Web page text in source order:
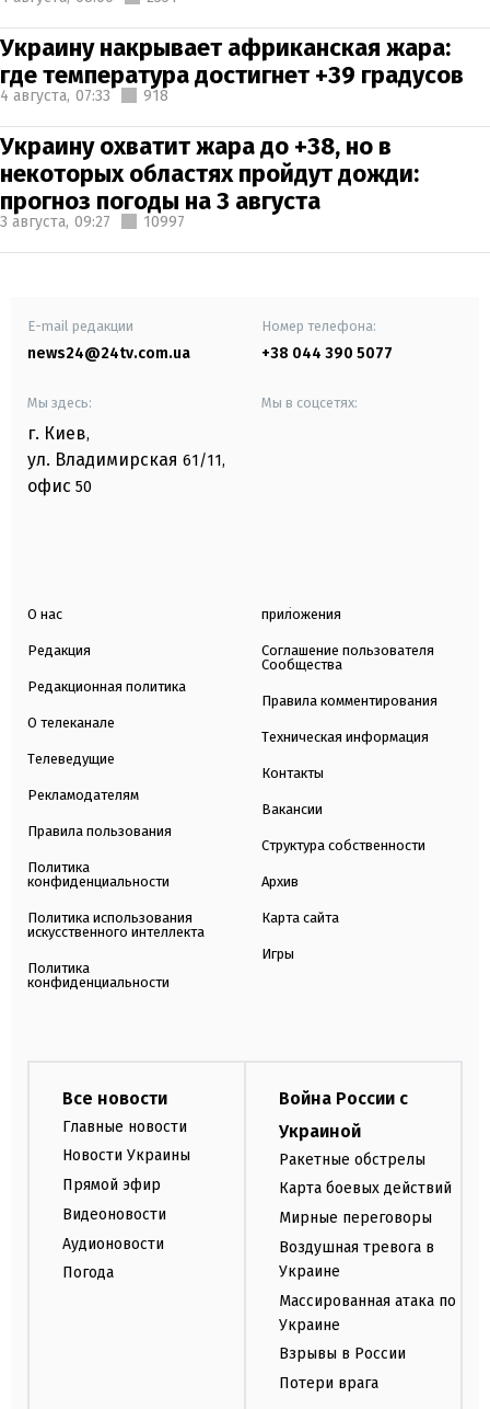
Украину накрывает африканская жара:
где температура достигнет +39 градусов
4 августа, 07:33 918
Украину охватит жара до +38, но в
некоторых областях пройдут дожди:
прогноз погоды на 3 августа
3 августа, 09:27 10997
E-mail редакции
news24@24tv.com.ua
Номер телефона:
+38 044 390 5077
Мы здесь:
г. Киев,
ул. Владимирская 61/11,
офис 50
Мы в соцсетях:
О нас
Редакция
Редакционная политика
О телеканале
Телеведущие
Рекламодателям
Правила пользования
Политика
конфиденциальности
Политика использования
искусственного интеллекта
Политика
конфиденциальности
приложения
Соглашение пользователя
Сообщества
Правила комментирования
Техническая информация
Контакты
Вакансии
Структура собственности
Архив
Карта сайта
Игры
Все новости
Главные новости
Новости Украины
Прямой эфир
Видеоновости
Аудионовости
Погода
Война России с
Украиной
Ракетные обстрелы
Карта боевых действий
Мирные переговоры
Воздушная тревога в
Украине
Массированная атака по
Украине
Взрывы в России
Потери врага